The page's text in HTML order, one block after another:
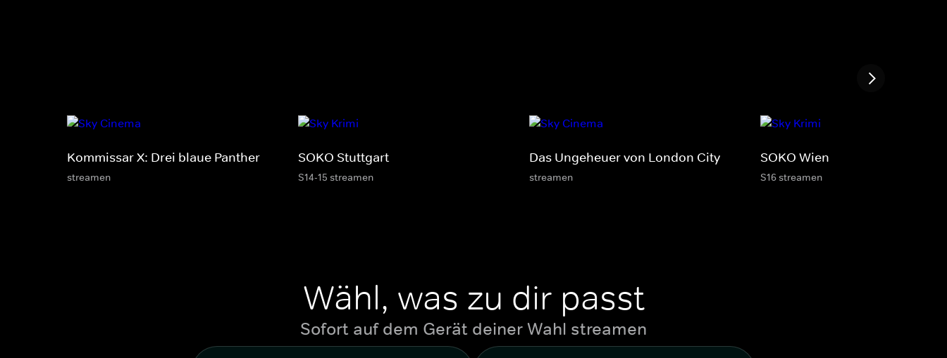
Kommissar X: Drei blaue Panther
streamen
SOKO Stuttgart
S14-15 streamen
Das Ungeheuer von London City
streamen
SOKO Wien
S16 streamen
Wähl, was zu dir passt
Sofort auf dem Gerät deiner Wahl streamen